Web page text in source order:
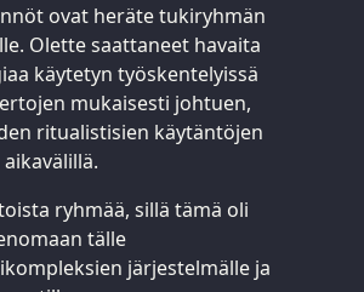
ovat heräte tukiryhmän
Olette saattaneet havaita
käytetyn työskentelyissä
mukaisesti johtuen,
ritualistisien käytäntöjen
ryhmää, sillä tämä oli
tälle
järjestelmälle ja